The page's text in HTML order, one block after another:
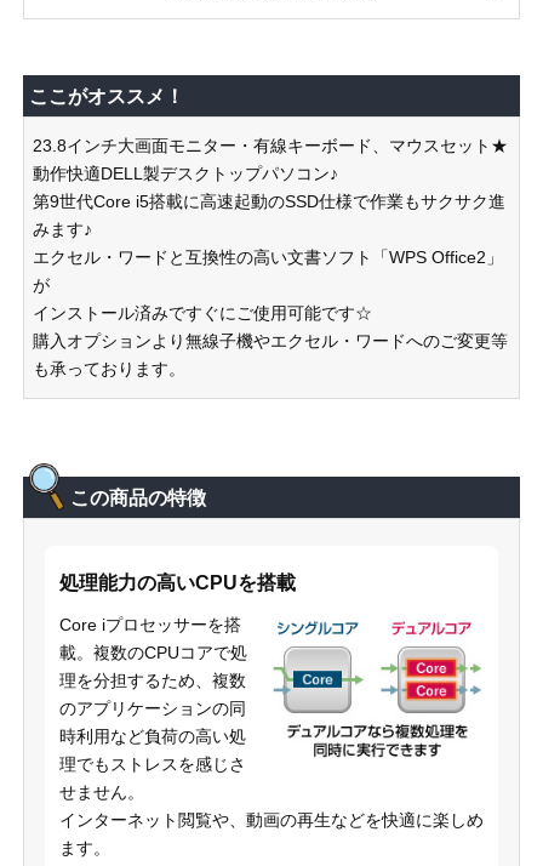
ここがオススメ！
23.8インチ大画面モニター・有線キーボード、マウスセット★
動作快適DELL製デスクトップパソコン♪
第9世代Core i5搭載に高速起動のSSD仕様で作業もサクサク進
みます♪
エクセル・ワードと互換性の高い文書ソフト「WPS Office2」
が
インストール済みですぐにご使用可能です☆
購入オプションより無線子機やエクセル・ワードへのご変更等
も承っております。
この商品の特徴
処理能力の高いCPUを搭載
Core iプロセッサーを搭
載。複数のCPUコアで処
理を分担するため、複数
のアプリケーションの同
時利用など負荷の高い処
理でもストレスを感じさ
せません。
インターネット閲覧や、動画の再生などを快適に楽しめ
ます。